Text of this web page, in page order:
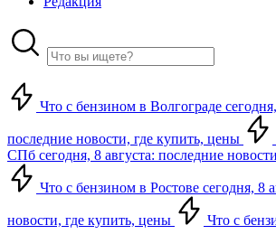
Что с бензином в Волгограде
последние новости, где купить, цены
СПб сегодня, 8 августа: последние
Что с бензином в Ростове сегодня, 8
новости, где купить, цены Что с